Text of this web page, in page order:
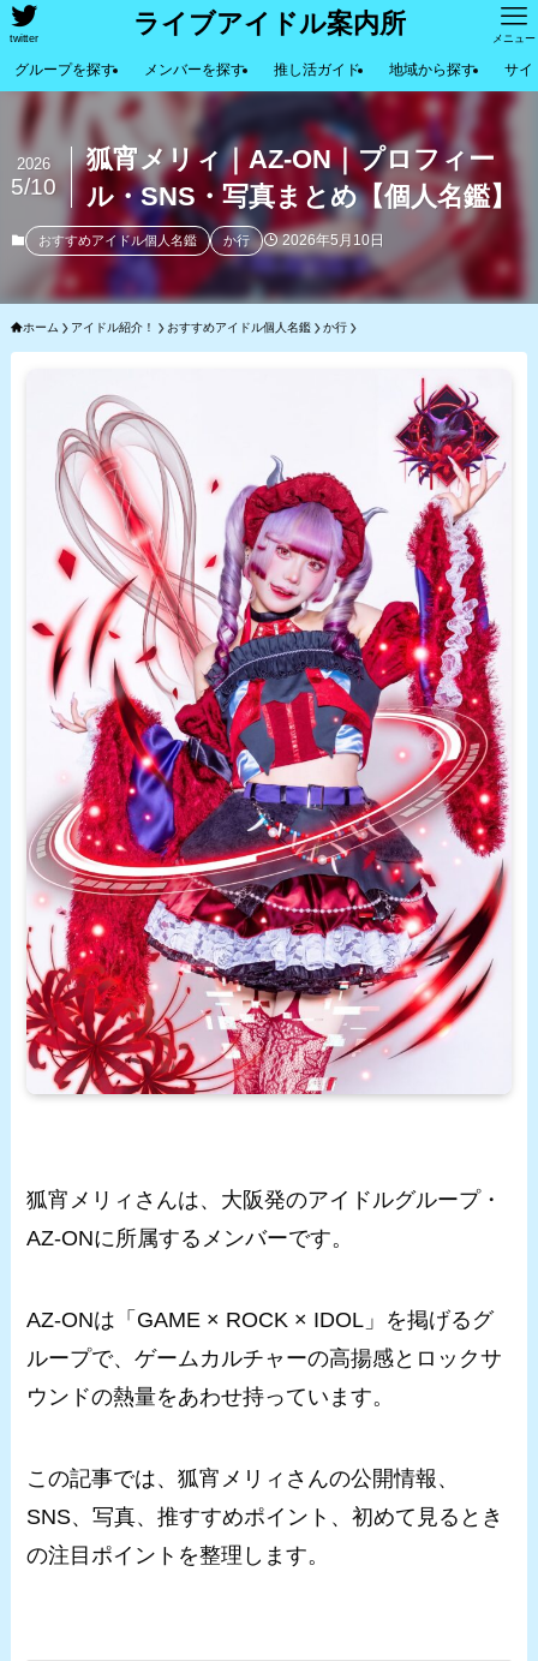
ライブアイドル案内所
twitter メニュー
グループを探す メンバーを探す 推し活ガイド 地域から探す サイ
狐宵メリィ｜AZ-ON｜プロフィー
ル・SNS・写真まとめ【個人名鑑】
2026
5/10
おすすめアイドル個人名鑑 か行 2026年5月10日
ホーム アイドル紹介！ おすすめアイドル個人名鑑 か行
狐宵メリィさんは、大阪発のアイドルグループ・
AZ-ONに所属するメンバーです。
AZ-ONは「GAME × ROCK × IDOL」を掲げるグ
ループで、ゲームカルチャーの高揚感とロックサ
ウンドの熱量をあわせ持っています。
この記事では、狐宵メリィさんの公開情報、
SNS、写真、推すすめポイント、初めて見るとき
の注目ポイントを整理します。